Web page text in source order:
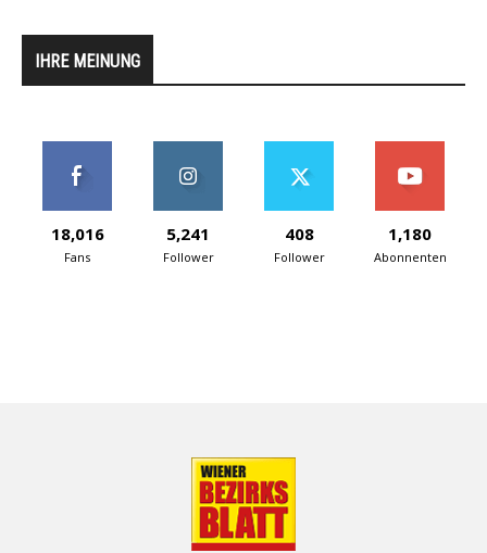
IHRE MEINUNG
18,016
Fans
5,241
Follower
408
Follower
1,180
Abonnenten